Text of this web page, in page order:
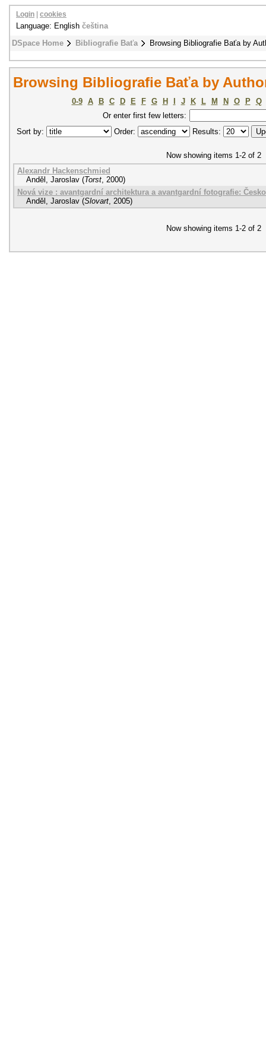
DSpace Home Bibliografie Baťa Browsing Bibliografie Baťa by
Login cookies
Language: English čeština
Browsing Bibliografie Baťa by
0-9 A B C D E F G H J K L M N O P
Q
Or enter first few letters:
Sort by:
Order: Results:
Now showing items 1-2 of 2
Alexandr Hackenschmied
Anděl, Jaroslav (Torst, 2000)
Nová vize : avantgardní architektura a avantgardní fotografie:
Anděl, Jaroslav (Slovart, 2005)
Now showing items 1-2 of 2